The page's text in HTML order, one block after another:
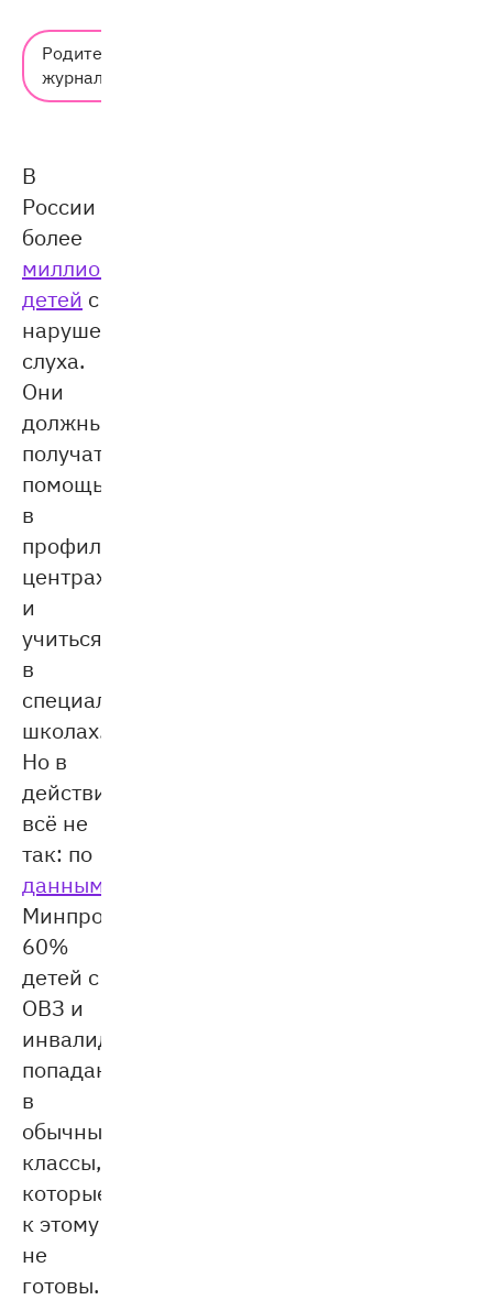
Родительский
журнал
В
России
более
миллиона
детей с
нарушениями
слуха.
Они
должны
получать
помощь
в
профильных
центрах
и
учиться
в
специализированных
школах.
Но в
действительности
всё не
так: по
данным
Минпросвещения,
60%
детей с
ОВЗ и
инвалидностью
попадают
в
обычные
классы,
которые
к этому
не
готовы.